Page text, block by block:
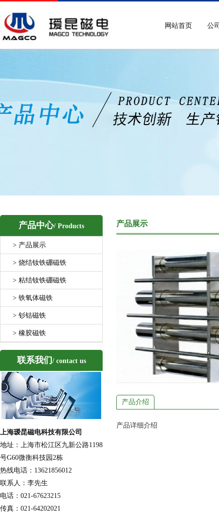
网站首页 公
产品中心/ Products
> 产品展示
> 烧结钕铁硼磁铁
> 粘结钕铁硼磁铁
> 铁氧体磁铁
> 钐钴磁铁
> 橡胶磁铁
联系我们 / contact us
上海瑷昆磁电科技有限公司
地址：上海市松江区九新公路1198
号G60微衡科技园2栋
热线电话：13621856012
联系人：李先生
电话：021-67623215
传真：021-64202021
产品展示
产品介绍
产品详细介绍